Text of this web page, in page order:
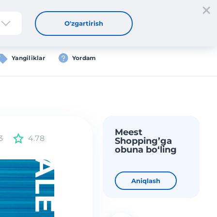
oʻtish Kirish UZ
Yangiliklar Yordam
O'zgartirish
4.78
Meest
Shopping’ga
obuna bo‘ling
Aniqlash